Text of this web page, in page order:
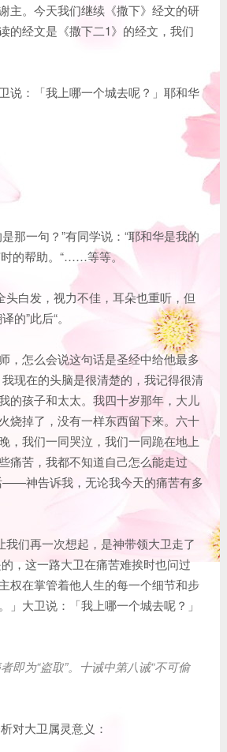
主。今天我们继续《撒下》经文的研
的经文是《撒下二1》的经文，我们
说：「我上哪一个城去呢？」耶和华
那一句？”有同学说：“耶和华是我的
时的帮助。“……等等。
白发，视力不佳，耳朵也重听，但
”此后“。
，怎么会说这句话是圣经中给他最多
现在的头脑是很清楚的，我记得很清
的孩子和太太。我四十岁那年，大儿
烧掉了，没有一样东西留下来。六十
，我们一同哭泣，我们一同跪在地上
痛苦，我都不知道自己怎么能走过
——神告诉我，无论我今天的痛苦有多
们再一次想起，是神带领大卫走了
，这一路大卫在痛苦难挨时也问过
权在掌管着他人生的每一个细节和步
大卫说：「我上哪一个城去呢？」
即为“盗取”。十诫中第八诫“不可偷
对大卫属灵意义：